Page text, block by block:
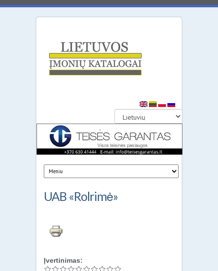
Lietuvos
įmonių
katalogai
UAB «Rolrimė»
Įvertinimas: